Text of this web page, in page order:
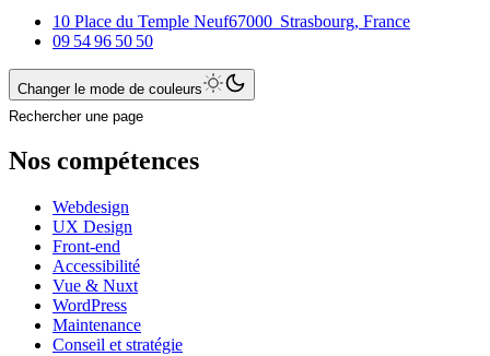
10 Place du Temple Neuf67000 Strasbourg, France
09 54 96 50 50
Changer le mode de couleurs
Rechercher une page
Nos compétences
Webdesign
UX Design
Front-end
Accessibilité
Vue & Nuxt
WordPress
Maintenance
Conseil et stratégie